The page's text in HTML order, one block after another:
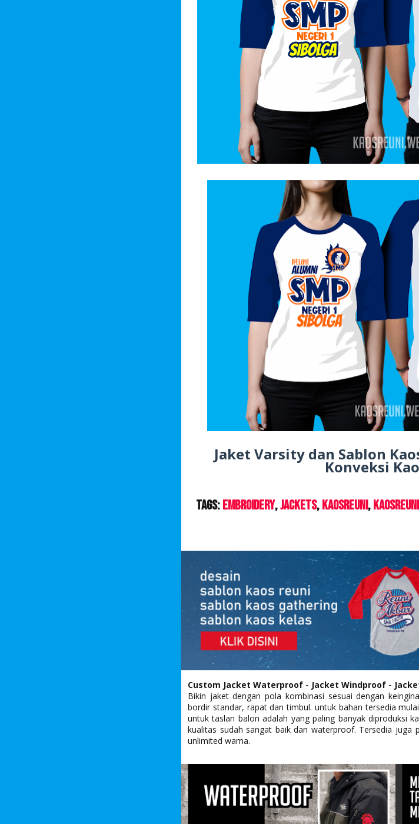
Jaket Varsity dan Sablon
Konveksi
Tags: Embroidery Jackets KaosReuni
Custom Jacket Waterproof - Jacket Windproof -
Bikin jaket dengan pola kombinasi sesuai dengan
bordir standar, rapat dan timbul. untuk bahan tersedia
untuk taslan balon adalah yang paling banyak diproduksi
kualitas sudah sangat baik dan waterproof. Tersedia juga
unlimited warna.